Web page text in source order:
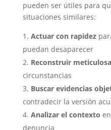
pueden ser útiles para
situaciones similares:
Actuar con rapidez
puedan desaparecer
Reconstruir
circunstancias
Buscar evidencias
contradecir la versión
Analizar el contexto
denuncia